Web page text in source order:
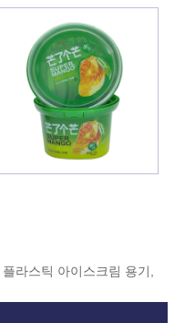
라스틱 아이스크림 용기,